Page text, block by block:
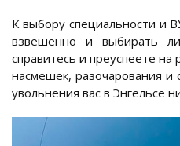
К выбору специальности и
взвешенно и выбирать
справитесь и преуспеете
насмешек, разочарования и
увольнения вас в Энгельсе